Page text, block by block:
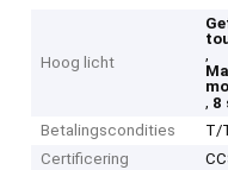
Hoog licht
,
, 8
Betalingscondities
T/
Certificering